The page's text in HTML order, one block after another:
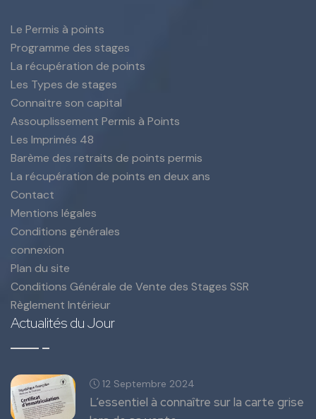
Le Permis à points
Programme des stages
La récupération de points
Les Types de stages
Connaitre son capital
Assouplissement Permis à Points
Les Imprimés 48
Barème des retraits de points permis
La récupération de points en deux ans
Contact
Mentions légales
Conditions générales
connexion
Plan du site
Conditions Générale de Vente des Stages SSR
Règlement Intérieur
Actualités du Jour
12 Septembre 2024
L’essentiel à connaître sur la carte grise